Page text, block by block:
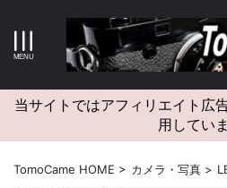
キーワードで検索する
カテゴリー
当サイトではアフィリエイト広
用してい
TomoCame HOME > カメラ・写真 >